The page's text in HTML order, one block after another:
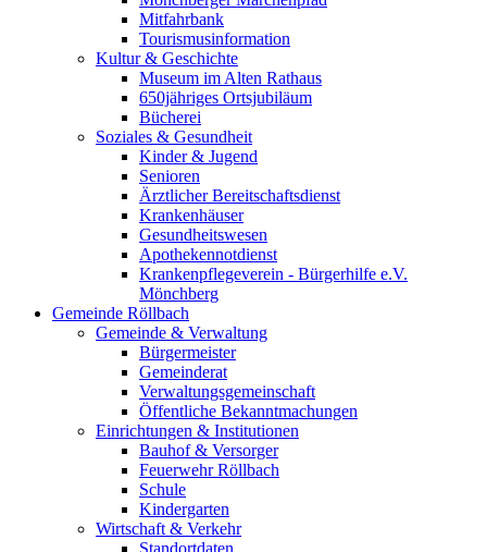
Mitfahrbank
Tourismusinformation
Kultur & Geschichte
Museum im Alten Rathaus
650jähriges Ortsjubiläum
Bücherei
Soziales & Gesundheit
Kinder & Jugend
Senioren
Ärztlicher Bereitschaftsdienst
Krankenhäuser
Gesundheitswesen
Apothekennotdienst
Krankenpflegeverein - Bürgerhilfe e.V.
Mönchberg
Gemeinde Röllbach
Gemeinde & Verwaltung
Bürgermeister
Gemeinderat
Verwaltungsgemeinschaft
Öffentliche Bekanntmachungen
Einrichtungen & Institutionen
Bauhof & Versorger
Feuerwehr Röllbach
Schule
Kindergarten
Wirtschaft & Verkehr
Standortdaten